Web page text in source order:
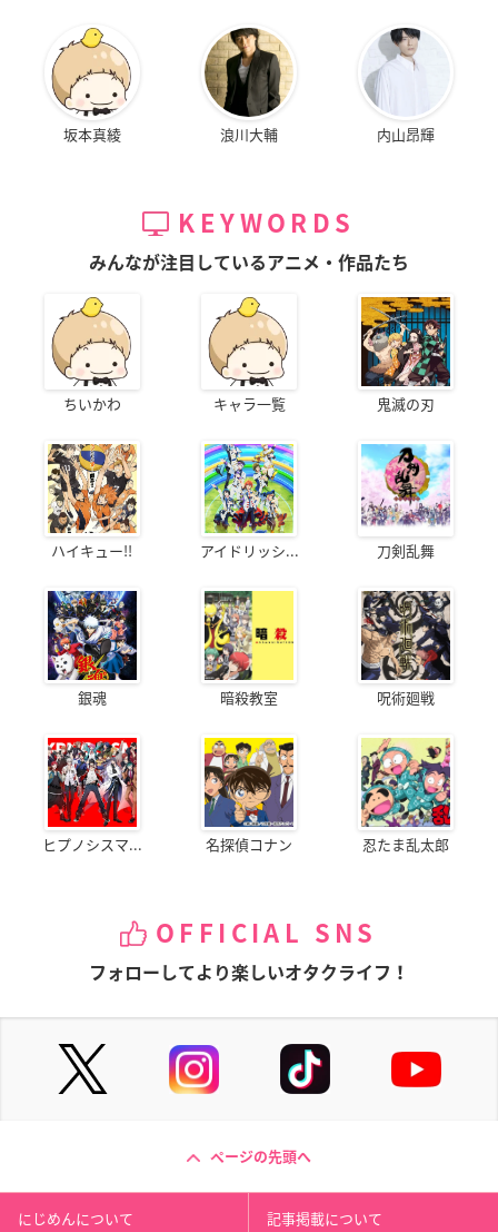
坂本真綾 浪川大輔 内山昂輝
KEYWORDS
みんなが注目しているアニメ・作品たち
ちいかわ キャラ一覧 鬼滅の刃
ハイキュー!! アイドリッシ... 刀剣乱舞
銀魂 暗殺教室 呪術廻戦
ヒプノシスマ... 名探偵コナン 忍たま乱太郎
OFFICIAL SNS
フォローしてより楽しいオタクライフ！
ページの先頭へ
にじめんについて 記事掲載について